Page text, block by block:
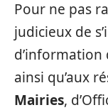
Pour ne pas
judicieux de
d’information
ainsi qu’aux
Mairies,